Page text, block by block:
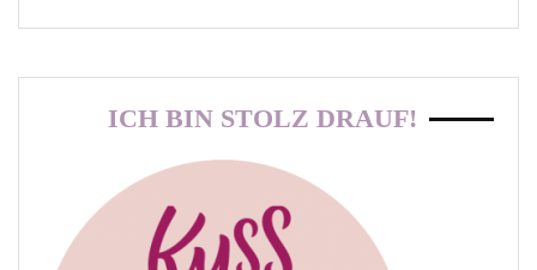
ICH BIN STOLZ DRAUF!